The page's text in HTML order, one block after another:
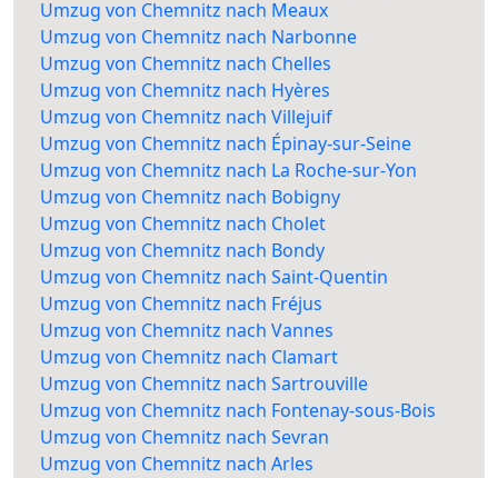
Umzug von Chemnitz nach Meaux
Umzug von Chemnitz nach Narbonne
Umzug von Chemnitz nach Chelles
Umzug von Chemnitz nach Hyères
Umzug von Chemnitz nach Villejuif
Umzug von Chemnitz nach Épinay-sur-Seine
Umzug von Chemnitz nach La Roche-sur-Yon
Umzug von Chemnitz nach Bobigny
Umzug von Chemnitz nach Cholet
Umzug von Chemnitz nach Bondy
Umzug von Chemnitz nach Saint-Quentin
Umzug von Chemnitz nach Fréjus
Umzug von Chemnitz nach Vannes
Umzug von Chemnitz nach Clamart
Umzug von Chemnitz nach Sartrouville
Umzug von Chemnitz nach Fontenay-sous-Bois
Umzug von Chemnitz nach Sevran
Umzug von Chemnitz nach Arles